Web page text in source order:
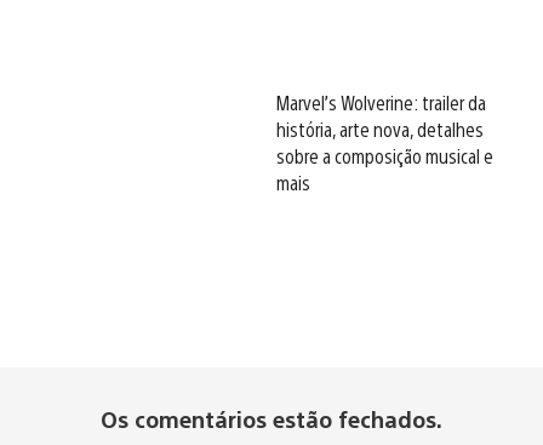
Marvel’s Wolverine: trailer da
história, arte nova, detalhes
sobre a composição musical e
mais
Os comentários estão fechados.